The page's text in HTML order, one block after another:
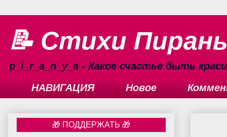
📝 Стихи
p_i_r_a_n_y_a - Какое счастье быть
НАВИГАЦИЯ
Новое